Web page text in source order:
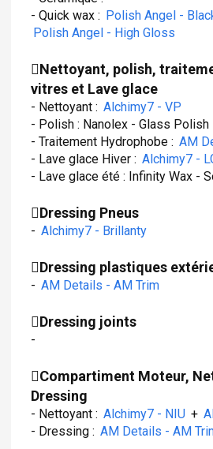
- Quick wax : Polish Angel -
Polish Angel - High Gloss
Nettoyant, polish,
vitres et Lave glace
- Nettoyant : Alchimy7 - VP
- Polish : Nanolex - Glass Polish
- Traitement Hydrophobe : AM
- Lave glace Hiver : Alchimy7 -
- Lave glace été : Infinity Wax -
Dressing Pneus
- Alchimy7 - Brillanty
Dressing plastiques
- AM Details - AM Trim
Dressing joints
-
Compartiment Moteur,
Dressing
- Nettoyant : Alchimy7 - NIU +
- Dressing : AM Details - AM